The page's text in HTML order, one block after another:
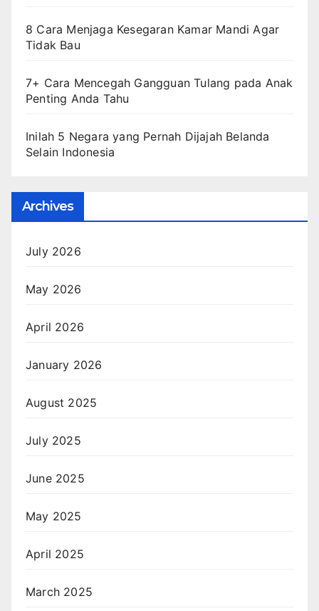
8 Cara Menjaga Kesegaran Kamar Mandi Agar
Tidak Bau
7+ Cara Mencegah Gangguan Tulang pada Anak
Penting Anda Tahu
Inilah 5 Negara yang Pernah Dijajah Belanda
Selain Indonesia
Archives
July 2026
May 2026
April 2026
January 2026
August 2025
July 2025
June 2025
May 2025
April 2025
March 2025